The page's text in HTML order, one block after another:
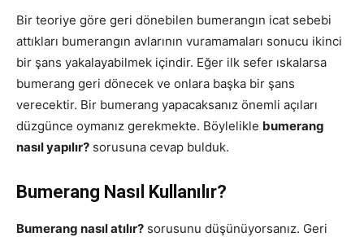
Bir teoriye göre geri dönebilen bumerangın icat sebebi
attıkları bumerangın avlarının vuramamaları sonucu ikinci
bir şans yakalayabilmek içindir. Eğer ilk sefer ıskalarsa
bumerang geri dönecek ve onlara başka bir şans
verecektir. Bir bumerang yapacaksanız önemli açıları
düzgünce oymanız gerekmekte. Böylelikle bumerang
nasıl yapılır? sorusuna cevap bulduk.
Bumerang Nasıl Kullanılır?
Bumerang nasıl atılır? sorusunu düşünüyorsanız. Geri